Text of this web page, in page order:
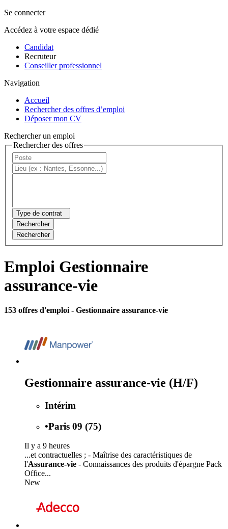
Se connecter
Accédez à votre espace dédié
Candidat
Recruteur
Conseiller professionnel
Navigation
Accueil
Rechercher des offres d’emploi
Déposer mon CV
Rechercher un emploi
Rechercher des offres
Type de contrat
Rechercher
Rechercher
Emploi Gestionnaire
assurance-vie
153 offres d'emploi - Gestionnaire assurance-vie
Gestionnaire assurance-vie (H/F)
Intérim
•Paris 09 (75)
Il y a 9 heures
...et contractuelles ; - Maîtrise des caractéristiques de
l'Assurance-vie - Connaissances des produits d'épargne Pack
Office...
New